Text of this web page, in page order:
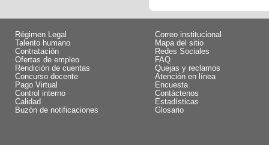
Régimen Legal
Talento humano
Contratación
Ofertas de empleo
Rendición de cuentas
Concurso docente
Pago Virtual
Control interno
Calidad
Buzón de notificaciones
Correo institucional
Mapa del sitio
Redes Sociales
FAQ
Quejas y reclamos
Atención en línea
Encuesta
Contáctenos
Estadísticas
Glosario